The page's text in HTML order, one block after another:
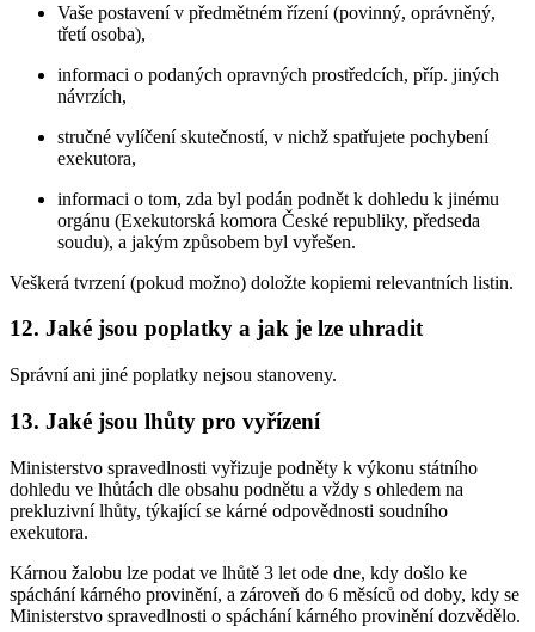
Vaše postavení v předmětném řízení (povinný, oprávněný,
třetí osoba),
informaci o podaných opravných prostředcích, příp. jiných
návrzích,
stručné vylíčení skutečností, v nichž spatřujete pochybení
exekutora,
informaci o tom, zda byl podán podnět k dohledu k jinému
orgánu (Exekutorská komora České republiky, předseda
soudu), a jakým způsobem byl vyřešen.
Veškerá tvrzení (pokud možno) doložte kopiemi relevantních listin.
12. Jaké jsou poplatky a jak je lze uhradit
Správní ani jiné poplatky nejsou stanoveny.
13. Jaké jsou lhůty pro vyřízení
Ministerstvo spravedlnosti vyřizuje podněty k výkonu státního
dohledu ve lhůtách dle obsahu podnětu a vždy s ohledem na
prekluzivní lhůty, týkající se kárné odpovědnosti soudního
exekutora.
Kárnou žalobu lze podat ve lhůtě 3 let ode dne, kdy došlo ke
spáchání kárného provinění, a zároveň do 6 měsíců od doby, kdy se
Ministerstvo spravedlnosti o spáchání kárného provinění dozvědělo.